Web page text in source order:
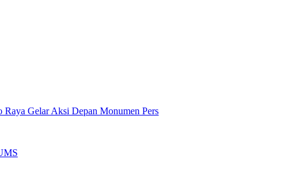
Raya Gelar Aksi Depan Monumen Pers